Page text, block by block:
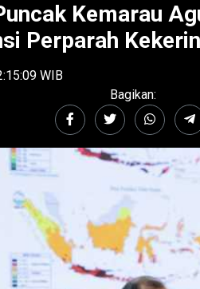
Kemarau
Perparah
WIB
Bagikan: